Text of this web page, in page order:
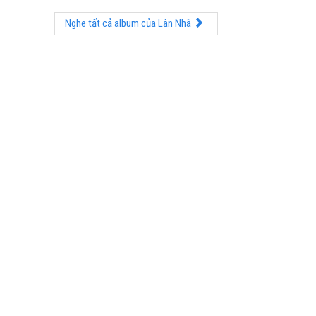
Nghe tất cả album của Lân Nhã